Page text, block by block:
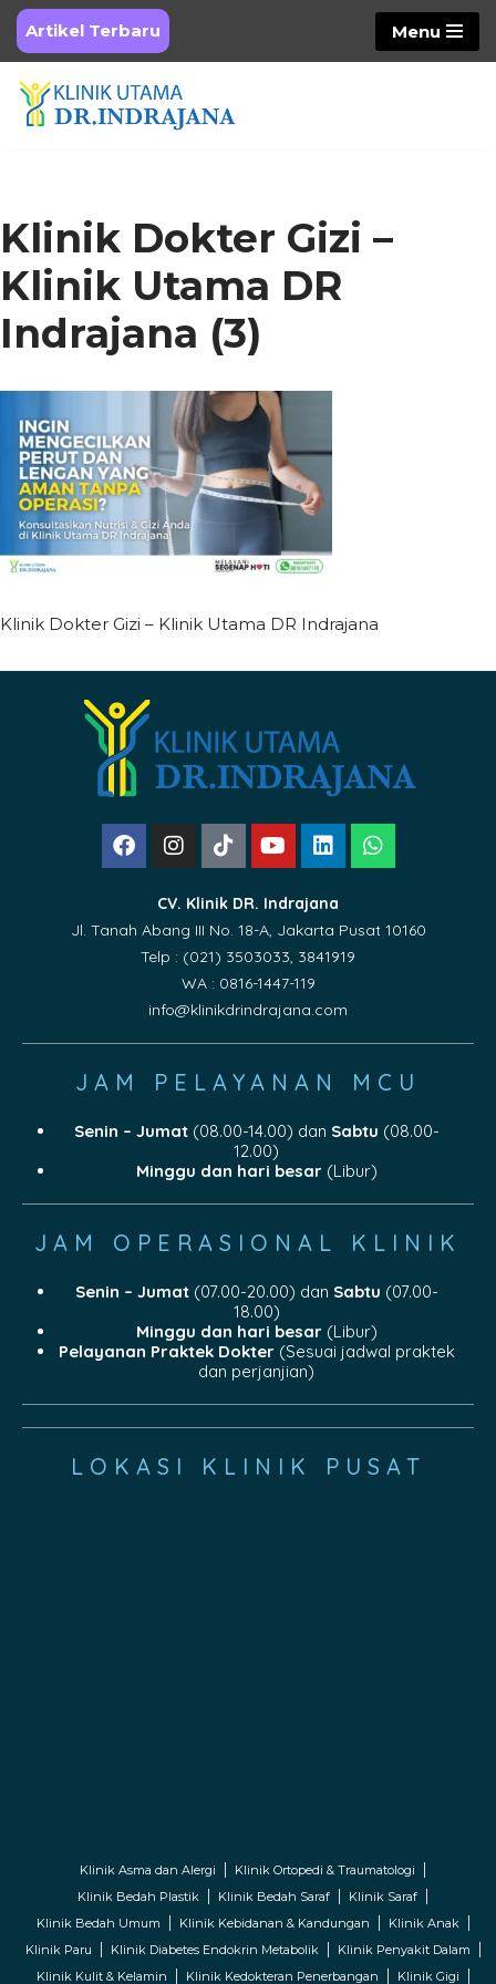
Skip
to
content
Artikel Terbaru Menu
Klinik Dokter Gizi –
Klinik Utama DR
Indrajana (3)
Klinik Dokter Gizi – Klinik Utama DR Indrajana
CV. Klinik DR. Indrajana
Jl. Tanah Abang III No. 18-A, Jakarta Pusat 10160
Telp : (021) 3503033, 3841919
WA : 0816-1447-119
info@klinikdrindrajana.com
JAM PELAYANAN MCU
Senin – Jumat(08.00-14.00) dan Sabtu (08.00-
12.00)
Minggu dan hari besar(Libur)
JAM OPERASIONAL KLINIK
Senin – Jumat(07.00-20.00) dan Sabtu (07.00-
18.00)
Minggu dan hari besar(Libur)
Pelayanan Praktek Dokter(Sesuai jadwal praktek
dan perjanjian)
LOKASI KLINIK PUSAT
Klinik Asma dan Alergi
Klinik Ortopedi & Traumatologi
Klinik Bedah Plastik
Klinik Bedah Saraf
Klinik Saraf
Klinik Bedah Umum
Klinik Kebidanan & Kandungan
Klinik Anak
Klinik Paru
Klinik Diabetes Endokrin Metabolik
Klinik Penyakit Dalam
Klinik Kulit & Kelamin
Klinik Kedokteran Penerbangan Klinik Gigi